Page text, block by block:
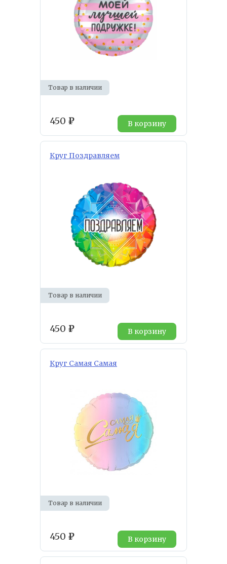
Товар в наличии
450 ₽ В корзину
Круг Поздравляем
Товар в наличии
450 ₽ В корзину
Круг Самая Самая
Товар в наличии
450 ₽ В корзину